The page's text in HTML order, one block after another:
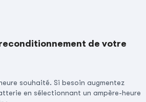
de votre
souhaité. Si besoin augmentez
en sélectionnant un ampère-heure